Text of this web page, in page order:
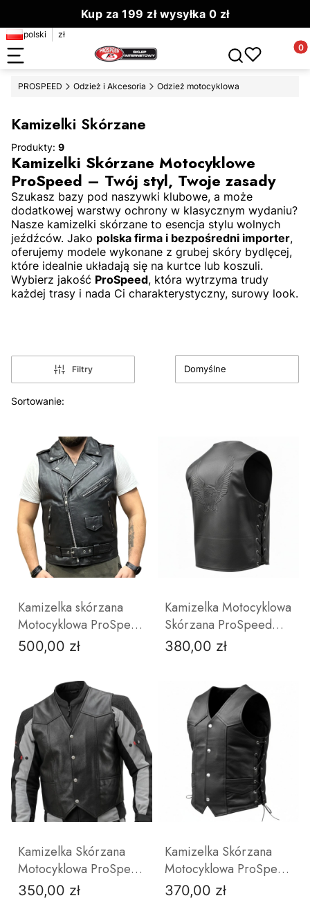
Kup za 199 zł wysyłka 0 zł
polski zł
Otwórz
PROSPEED Odzież i Akcesoria Odzież motocyklowa
Kamizelki Skórzane
Produkty: 9
Kamizelki Skórzane Motocyklowe
ProSpeed – Twój styl, Twoje zasady
Szukasz bazy pod naszywki klubowe, a może
dodatkowej warstwy ochrony w klasycznym wydaniu?
Nasze kamizelki skórzane to esencja stylu wolnych
jeźdźców. Jako polska firma i bezpośredni importer,
oferujemy modele wykonane z grubej skóry bydlęcej,
które idealnie układają się na kurtce lub koszuli.
Wybierz jakość ProSpeed, która wytrzyma trudy
każdej trasy i nada Ci charakterystyczny, surowy look.
Filtry
Lista produktów
Sortowanie:
Domyślne
Kamizelka skórzana
Motocyklowa ProSpeed
Ramoneska czarna
Cena
500,00 zł
ZOBACZ PRODUKT
Kamizelka Motocyklowa
Skórzana ProSpeed
Czarna z Motywem
Cena
380,00 zł
ZOBACZ PRODUKT
Kamizelka Skórzana
Motocyklowa ProSpeed
| Czarna Gruba Skóra
Bydlęca
Cena
350,00 zł
Kamizelka Skórzana
Motocyklowa ProSpeed
| Czarna Wiązana
Rzemieniami | Gruba
Cena
370,00 zł